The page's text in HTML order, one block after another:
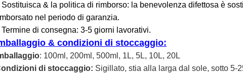
Sostituisca & la politica di rimborso: la benevolenza difettosa è
nel periodo di garanzia.
Termine di consegna: 3-5 giorni lavorativi.
& condizioni di stoccaggio:
: 100ml, 200ml, 500ml, 1L, 5L, 10L, 20L
di stoccaggio: Sigillato, stia alla larga dal sole, sotto 5-